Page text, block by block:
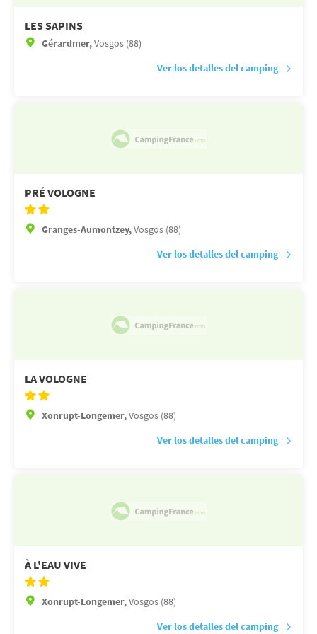
LES SAPINS
Gérardmer,Vosgos (88)
Ver los detalles del camping
PRÉ VOLOGNE
Granges-Aumontzey,Vosgos (88)
Ver los detalles del camping
LA VOLOGNE
Xonrupt-Longemer,Vosgos (88)
Ver los detalles del camping
À L'EAU VIVE
Xonrupt-Longemer,Vosgos (88)
Ver los detalles del camping